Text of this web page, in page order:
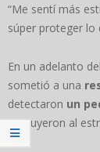
“Me sentí más
súper proteger lo
En un adelanto
sometió a una
detectaron un
atribuyeron al